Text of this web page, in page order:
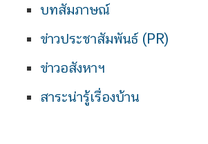
บทสัมภาษณ์
ข่าวประชาสัมพันธ์ (PR)
ข่าวอสังหาฯ
สาระน่ารู้เรื่องบ้าน